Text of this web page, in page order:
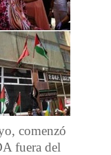
comenzó
fuera del